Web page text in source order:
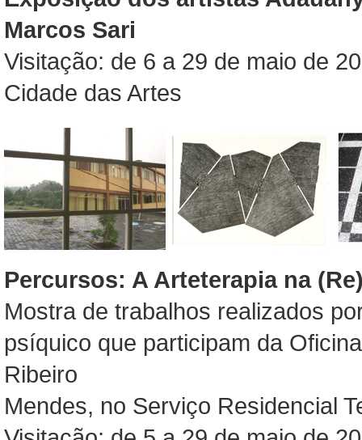
Marcos Sari
Visitação: de 6 a 29 de maio de
Cidade das Artes
Percursos: A Arteterapia na
Mostra de trabalhos realizados
psíquico que participam da
Ribeiro
Mendes, no Serviço Residencial